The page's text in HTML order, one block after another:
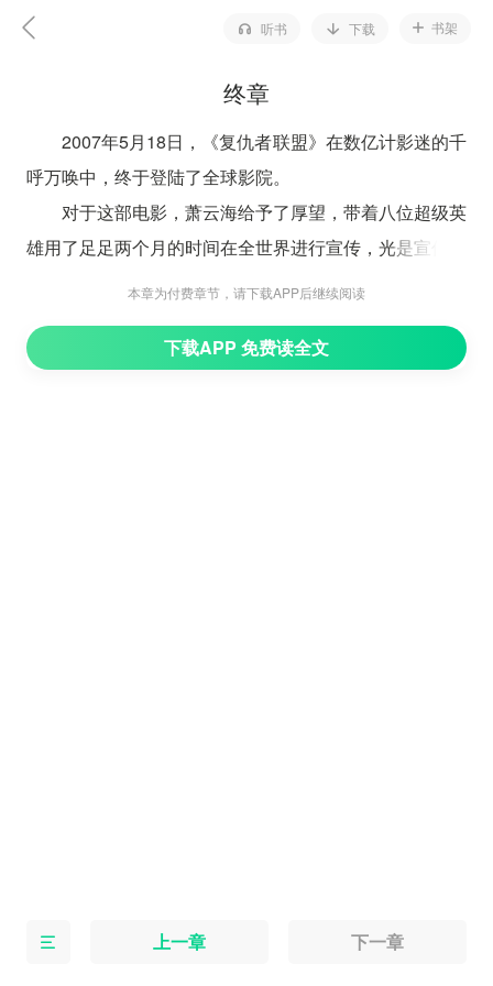
听书 下载 书架
终章
2007年5月18日，《复仇者联盟》在数亿计影迷的千
呼万唤中，终于登陆了全球影院。
对于这部电影，萧云海给予了厚望，带着八位超级英
雄用了足足两个月的时间在全世界进行宣传，光是宣传费
就达到了十五亿美金，可以说是铺天盖地。
的宣传点，更何况还有八个超级英雄的扮演者。
本章为付费章节，请下载APP后继续阅读
下载APP 免费读全文
上一章 下一章